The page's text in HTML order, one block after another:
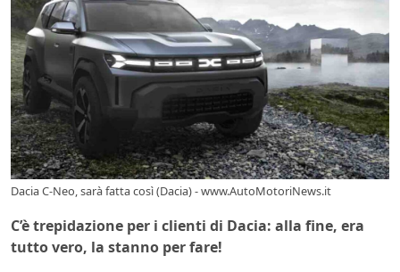
Dacia C-Neo, sarà fatta così (Dacia) - www.AutoMotoriNews.it
C’è trepidazione per i clienti di Dacia: alla fine, era
tutto vero, la stanno per fare!